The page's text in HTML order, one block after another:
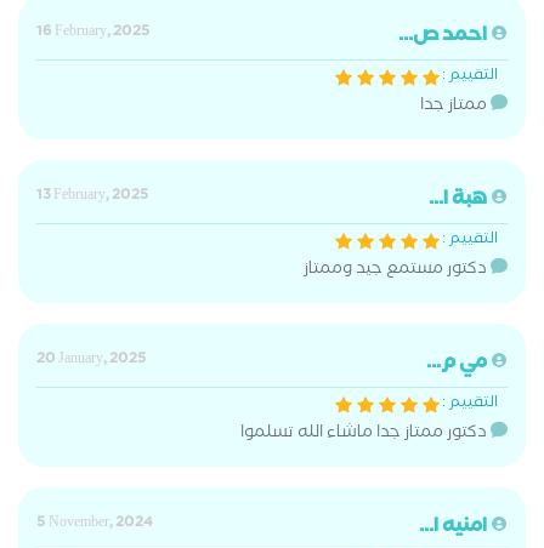
احمد ص...
16 February, 2025
التقييم :
ممتاز جدا
هبة ا...
13 February, 2025
التقييم :
دكتور مستمع جيد وممتاز
مي م...
20 January, 2025
التقييم :
دكتور ممتاز جدا ماشاء الله تسلموا
امنيه ا...
5 November, 2024